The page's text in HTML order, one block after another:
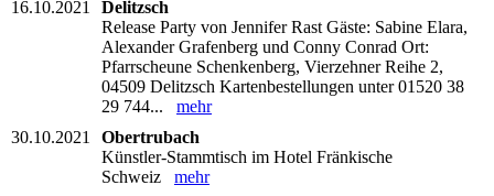
16.10.2021
Delitzsch
Release Party von Jennifer Rast Gäste: Sabine Elara,
Alexander Grafenberg und Conny Conrad Ort:
Pfarrscheune Schenkenberg, Vierzehner Reihe 2,
04509 Delitzsch Kartenbestellungen unter 01520 38
29 744... mehr
30.10.2021
Obertrubach
Künstler-Stammtisch im Hotel Fränkische
Schweiz mehr